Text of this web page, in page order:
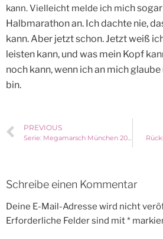
kann. Vielleicht melde ich mich
Halbmarathon an. Ich dachte nie,
kann. Aber jetzt schon. Jetzt weiß
leisten kann, und was mein Kopf
noch kann, wenn ich an mich
bin.
PREVIOUS
Serie: Megamarsch München 2018 – 14 Tage vorher
Schreibe einen Kommentar
Deine E-Mail-Adresse wird nicht
Erforderliche Felder sind mit*